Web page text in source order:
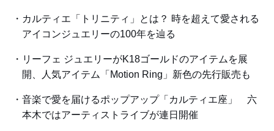
カルティエ「トリニティ」とは？ 時を超えて愛される
アイコンジュエリーの100年を辿る
リーフェ ジュエリーがK18ゴールドのアイテムを展
開、人気アイテム「Motion Ring」新色の先行販売も
音楽で愛を届けるポップアップ「カルティエ座」 六
本木ではアーティストライブが連日開催